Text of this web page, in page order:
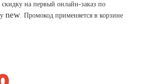
на первый онлайн-заказ по
new. Промокод применяется в корзине